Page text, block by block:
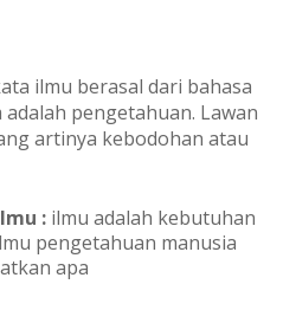
ilmu berasal dari bahasa
pengetahuan. Lawan
artinya kebodohan atau
: ilmu adalah kebutuhan
pengetahuan manusia
apa